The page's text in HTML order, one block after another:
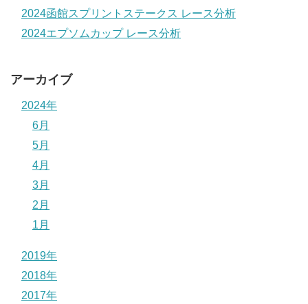
2024函館スプリントステークス レース分析
2024エプソムカップ レース分析
アーカイブ
2024年
6月
5月
4月
3月
2月
1月
2019年
2018年
2017年